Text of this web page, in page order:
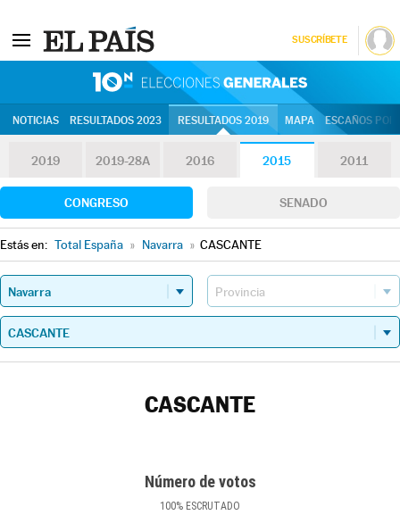
SUSCRÍBETE
NOTICIAS RESULTADOS 2023 RESULTADOS 2019 MAPA ESCAÑOS
2019 2019-28A 2016 2015 2011
CONGRESO SENADO
Estás en: Total España » Navarra » CASCANTE
CASCANTE
Número de votos
100% ESCRUTADO